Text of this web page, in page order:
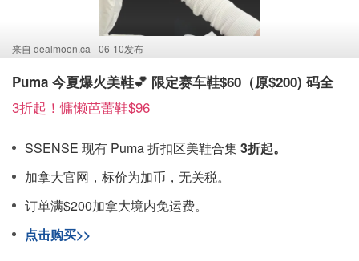
来自 dealmoon.ca 06-10发布
Puma 今夏爆火美鞋💕 限定赛车鞋$60（原$200) 码全
3折起！慵懒芭蕾鞋$96
SSENSE 现有 Puma 折扣区美鞋合集3折起。
加拿大官网，标价为加币，无关税。
订单满$200加拿大境内免运费。
点击购买>>